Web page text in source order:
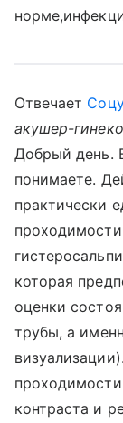
Отвечает
акушер-
Добрый день.
понимаете.
практически
которая
оценки
трубы, а
контраста и